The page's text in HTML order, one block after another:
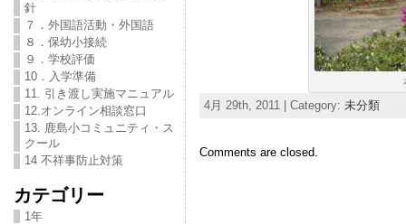
針
７．外国語活動・外国語
８．保幼小接続
９．学校評価
10．入学準備
11. 引き渡し実施マニュアル
12.オンライン相談窓口
13. 鹿島小コミュニティ・ス
クール
14 不祥事防止対策
カテゴリー
1年
4月 29th, 2011 | Category: 未分類
Comments are closed.